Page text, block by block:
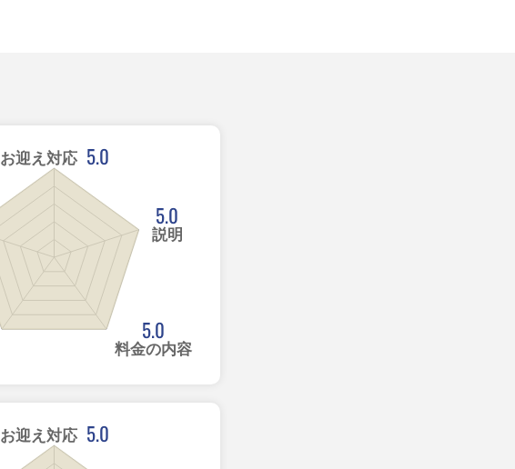
お迎え対応 5.0
5.0
説明
5.0
料金の内容
お迎え対応 5.0